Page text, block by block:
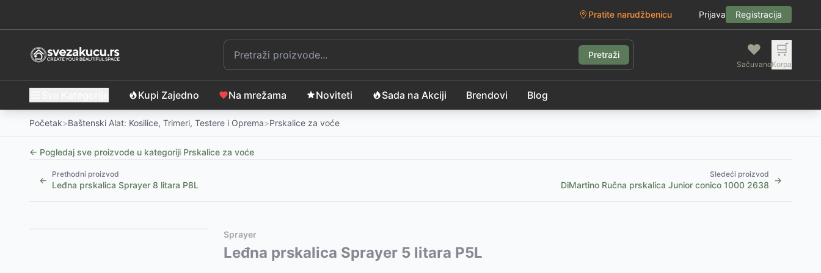
Pratite narudžbenicu Prijava Registracija
Pretraži ❤️
Sačuvano
🛒
Korpa
Kupi Zajedno Na mrežama Noviteti Sada na Akciji Brendovi Blog
Početak>Baštenski Alat: Kosilice, Trimeri, Testere i Oprema>Prskalice za voće
← Pogledaj sve proizvode u kategoriji Prskalice za voće
←
Prethodni proizvod
Leđna prskalica Sprayer 8 litara P8L
Sledeći proizvod
DiMartino Ručna prskalica Junior conico 1000 2638 →
Iskra ERO Ručna prskalica za biljke 2L SX-5073-6R-799RSD
Fieldmann Ručna baštenska prskalica sa pumpom 5L FZO 8060
1999
RSD
Ovaj proizvod nije dostupan, pogledajte slične proizvode:
1429
Sprayer
Leđna prskalica Sprayer 5 litara P5L